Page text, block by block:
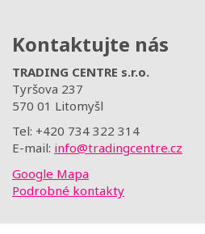
Kontaktujte nás
TRADING CENTRE s.r.o.
Tyršova 237
570 01 Litomyšl
Tel: +420 734 322 314
E-mail: info@tradingcentre.cz
Google Mapa
Podrobné kontakty